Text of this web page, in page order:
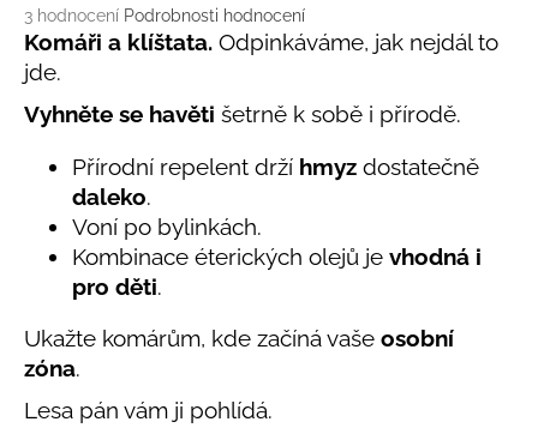
Průměrné
hodnocení
produktu
je
5,0
z
hvězdiček.
3 hodnocení Podrobnosti hodnocení
Komáři a klíštata. Odpinkáváme, jak nejdál to
jde.
Vyhněte se havěti šetrně k sobě i přírodě.
Přírodní repelent drží hmyz dostatečně
daleko.
Voní po bylinkách.
Kombinace éterických olejů je vhodná i
pro děti.
Ukažte komárům, kde začíná vaše osobní
zóna.
Lesa pán vám ji pohlídá.
o
r
u
u
BAMBUSOVÉ
NÁMOŘNICKÉ
PRUHY
MODRÉ
435